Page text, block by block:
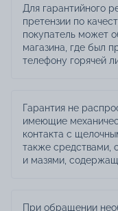
Для гарантийного
претензии по
покупатель может
магазина, где был
телефону горячей
Гарантия не
имеющие
контакта с
также средствами,
и мазями,
При обращении